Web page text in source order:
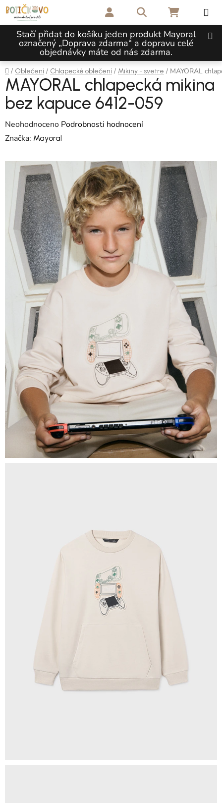
Přejít na obsah
Stačí přidat do košíku jeden produkt Mayoral
označený „Doprava zdarma“ a dopravu celé
objednávky máte od nás zdarma.
Hledat NÁKUPNÍ
Domů
/ Oblečení / Chlapecké oblečení / Mikiny - svetre / MAYORAL
MAYORAL chlapecká mikina
bez kapuce 6412-059
Průměrné hodnocení produktu je 0,0 z 5 hvězdiček.
Neohodnoceno Podrobnosti hodnocení
Značka: Mayoral